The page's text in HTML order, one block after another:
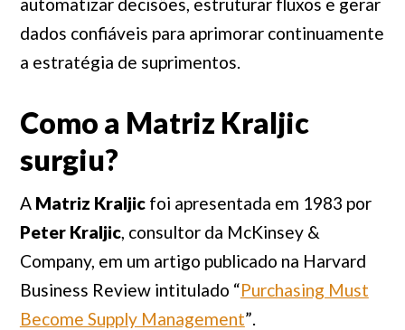
dados confiáveis para aprimorar continuamente
a estratégia de suprimentos.
Como a Matriz Kraljic
surgiu?
A Matriz Kraljicfoi apresentada em 1983 por
Peter Kraljic, consultor da McKinsey &
Company, em um artigo publicado na Harvard
Business Reviewintitulado “Purchasing Must
Become Supply Management”.